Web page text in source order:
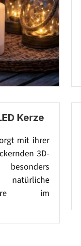
Kerze
mit ihrer
3D-
im